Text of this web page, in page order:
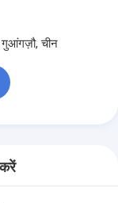
चीन
करें